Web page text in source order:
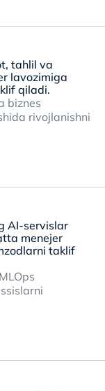
tahlil va
lavozimiga
qiladi.
biznes
rivojlanishni
AI-servislar
menejer
taklif